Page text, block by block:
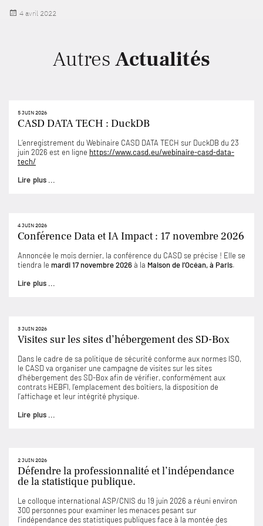
Publié
4 avril 2022
Autres Actualités
5 JUIN 2026
CASD DATA TECH : DuckDB
L’enregistrement du Webinaire CASD DATA TECH sur DuckDB du 23
juin 2026 est en ligne https://www.casd.eu/webinaire-casd-data-
tech/
Lire plus ...
4 JUIN 2026
Conférence Data et IA Impact : 17 novembre 2026
Annoncée le mois dernier, la conférence du CASD se précise ! Elle se
tiendra le mardi 17 novembre 2026à la Maison de l’Océan, à Paris.
Lire plus ...
3 JUIN 2026
Visites sur les sites d’hébergement des SD-Box
Dans le cadre de sa politique de sécurité conforme aux normes ISO,
le CASD va organiser une campagne de visites sur les sites
d’hébergement des SD-Box afin de vérifier, conformément aux
contrats HEBFI, l’emplacement des boîtiers, la disposition de
l’affichage et leur intégrité physique.
Lire plus ...
2 JUIN 2026
Défendre la professionnalité et l’indépendance
de la statistique publique.
Le colloque international ASP/CNIS du 19 juin 2026 a réuni environ
300 personnes pour examiner les menaces pesant sur
l’indépendance des statistiques publiques face à la montée des